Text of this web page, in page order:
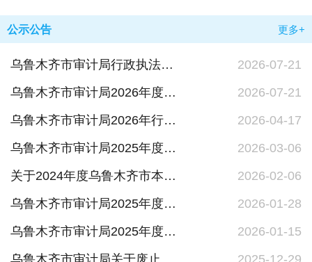
公示公告 更多+
乌鲁木齐市审计局行政执法人员名录库
2026-07-21
乌鲁木齐市审计局2026年度普法责任清单
2026-07-21
乌鲁木齐市审计局2026年行政规范性文件及政策性文件集中清理结果公示
2026-04-17
乌鲁木齐市审计局2025年度法治政府建设工作报告
2026-03-06
关于2024年度乌鲁木齐市本级财政预算执行和其他财政收支审计查出问题整改情况的报告
2026-02-06
乌鲁木齐市审计局2025年度政府信息公开工作年度报告
2026-01-28
乌鲁木齐市审计局2025年度行政执法统计年报
2026-01-15